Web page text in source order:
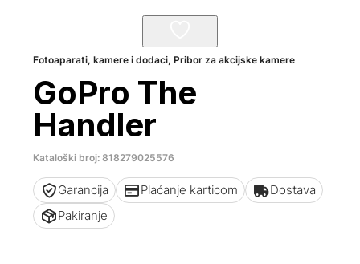
Fotoaparati, kamere i dodaci,Pribor za akcijske kamere
GoPro The
Handler
Kataloški broj: 818279025576
Garancija Plaćanje karticom
Dostava
Pakiranje